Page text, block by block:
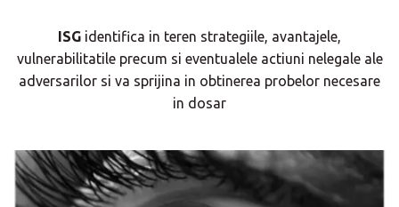
ISG identifica in teren strategiile, avantajele,
vulnerabilitatile precum si eventualele actiuni nelegale ale
adversarilor si va sprijina in obtinerea probelor necesare
in dosar